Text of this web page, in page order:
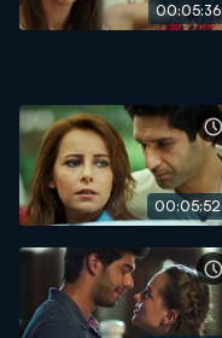
00:05:36
00:05:52